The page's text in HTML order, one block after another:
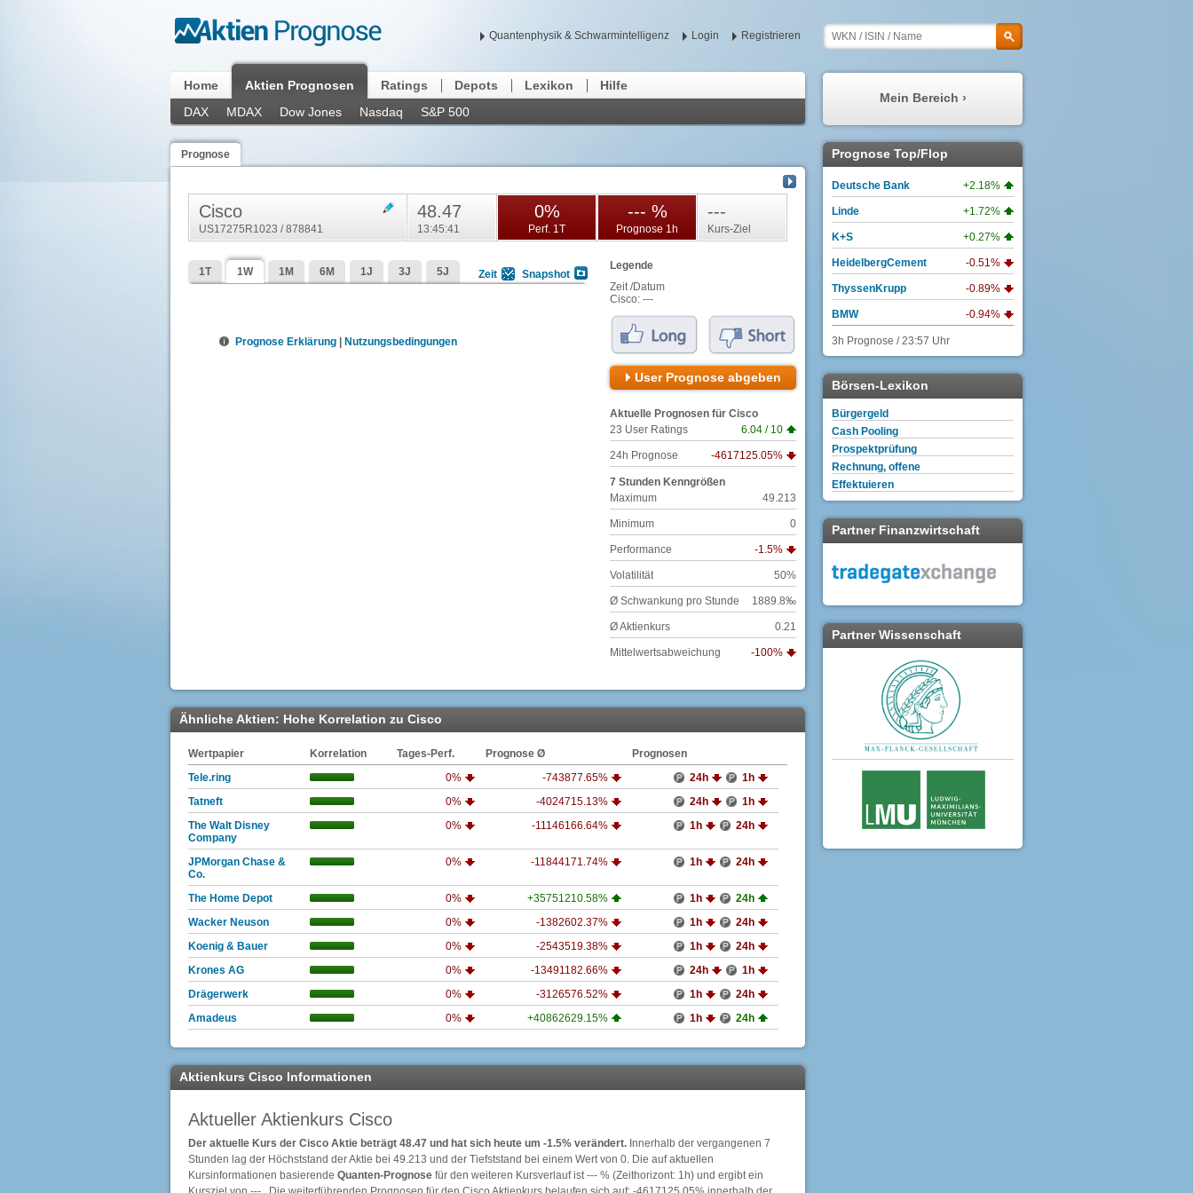
Quantenphysik & Schwarmintelligenz Login Registrieren
Home
Aktien Prognosen
DAX
MDAX Dow Jones Nasdaq S&P 500
Ratings Depots Lexikon
Hilfe
Mein Bereich ›
Meine Prognosen
Meine Watchlist
Mein Profil
Meine Nachrichten
Prognose
Cisco
US17275R1023 / 878841
48.47
13:45:41
0%
Perf. 1T
--- %
Prognose 1h
---
Kurs-Ziel
1T 1W 1M 6M 1J 3J 5J Zeit Snapshot
Prognose Erklärung Nutzungsbedingungen
Legende
Zeit /Datum
Cisco: ---
User Prognose abgeben
Aktuelle Prognosen für Cisco
23 User Ratings 6.04 / 10
24h Prognose -4617125.05%
7 Stunden Kenngrößen
Maximum
49.213
Minimum 0
Performance -1.5%
Volatilität 50%
Ø Schwankung pro Stunde 1889.8‰
Ø Aktienkurs 0.21
Mittelwertsabweichung -100%
Ähnliche Aktien: Hohe Korrelation zu Cisco
Wertpapier Korrelation Tages-Perf. Prognose Ø
Prognosen
Tele.ring
0% -743877.65% 1h
24h
Tatneft
0% -4024715.13% 1h
24h
The Walt Disney
Company
0% -11146166.64% 24h
1h
JPMorgan Chase &
Co.
0% -11844171.74% 24h
1h
The Home Depot 0% +35751210.58% 24h
1h
Wacker Neuson
0% -1382602.37% 24h
1h
Koenig & Bauer
0% -2543519.38% 24h
1h
Krones AG
0% -13491182.66% 1h
24h
Drägerwerk
0% -3126576.52% 24h
1h
Amadeus
0% +40862629.15% 24h
1h
Aktienkurs Cisco Informationen
Aktueller Aktienkurs Cisco
Der aktuelle Kurs der Cisco Aktie beträgt 48.47 und hat sich heute um -1.5% verändert. Innerhalb der vergangenen 7
Stunden lag der Höchststand der Aktie bei 49.213 und der Tiefststand bei einem Wert von 0. Die auf aktuellen
Kursinformationen basierende Quanten-Prognose für den weiteren Kursverlauf ist --- % (Zeithorizont: 1h) und ergibt ein
Prognose Top/Flop
Deutsche Bank +2.18%
Linde +1.72%
K+S +0.27%
HeidelbergCement -0.51%
ThyssenKrupp -0.89%
BMW -0.94%
3h Prognose / 23:57 Uhr
Börsen-Lexikon
Bürgergeld
Cash Pooling
Prospektprüfung
Rechnung, offene
Effektuieren
Partner Finanzwirtschaft
Partner Wissenschaft